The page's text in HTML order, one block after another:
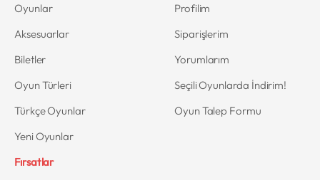
Oyunlar
Aksesuarlar
Biletler
Oyun Türleri
Türkçe Oyunlar
Yeni Oyunlar
Fırsatlar
Profilim
Siparişlerim
Yorumlarım
Seçili Oyunlarda İndirim!
Oyun Talep Formu